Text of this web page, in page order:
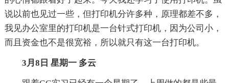
说以前也见过一些，但打印机分许多种，原理都差不多，
我见办公室里的打印机是一台针式打印机，因为公司小，
而且资金也不是很宽裕，所以就只有这一台打印机。
3月8日 星期一 多云